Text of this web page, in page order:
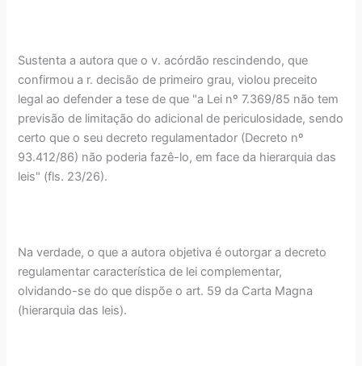
Sustenta a autora que o v. acórdão rescindendo, que
confirmou a r. decisão de primeiro grau, violou preceito
legal ao defender a tese de que "a Lei nº 7.369/85 não tem
previsão de limitação do adicional de periculosidade, sendo
certo que o seu decreto regulamentador (Decreto nº
93.412/86) não poderia fazê-lo, em face da hierarquia das
leis" (fls. 23/26).
Na verdade, o que a autora objetiva é outorgar a decreto
regulamentar característica de lei complementar,
olvidando-se do que dispõe o art. 59 da Carta Magna
(hierarquia das leis).